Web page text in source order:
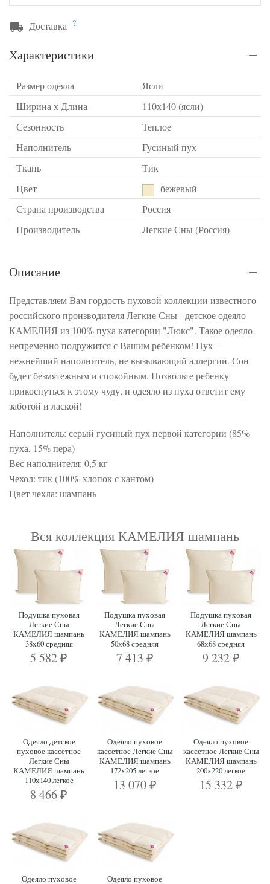
Доставка ?
Характеристики
Размер одеяла
Ясли
Ширина х Длина
110х140 (ясли)
Сезонность
Теплое
Наполнитель
Гусиный пух
Ткань
Тик
Цвет
бежевый
Страна производства
Россия
Производитель
Легкие Сны (Россия)
Описание
Представляем Вам гордость пуховой коллекции известного
российского производителя Легкие Сны - детское одеяло
КАМЕЛИЯ из 100% пуха категории "Люкс". Такое одеяло
непременно подружится с Вашим ребенком! Пух -
нежнейший наполнитель, не вызывающий аллергии. Сон
будет безмятежным и спокойным. Позвольте ребенку
прикоснуться к этому чуду, и одеяло из пуха ответит ему
заботой и лаской!
Наполнитель: серый гусиный пух первой категории (85%
пуха, 15% пера)
Вес наполнителя: 0,5 кг
Чехол: тик (100% хлопок с кантом)
Цвет чехла: шампань
Вся коллекция КАМЕЛИЯ шампань
Подушка пуховая
Легкие Сны
КАМЕЛИЯ шампань
38х60 средняя
5 582₽
Подушка пуховая
Легкие Сны
КАМЕЛИЯ шампань
50х68 средняя
7 413 ₽
Подушка пуховая
Легкие Сны
КАМЕЛИЯ шампань
68х68 средняя
9 232 ₽
Одеяло детское
пуховое кассетное
Легкие Сны
КАМЕЛИЯ шампань
110х140 легкое
8 466₽
Одеяло пуховое
кассетное Легкие Сны
КАМЕЛИЯ шампань
172х205 легкое
13 070 ₽
Одеяло пуховое
кассетное Легкие Сны
КАМЕЛИЯ шампань
200х220 легкое
15 332 ₽
Одеяло пуховое
Одеяло пуховое